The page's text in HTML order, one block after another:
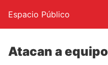
Espacio Público
Atacan a